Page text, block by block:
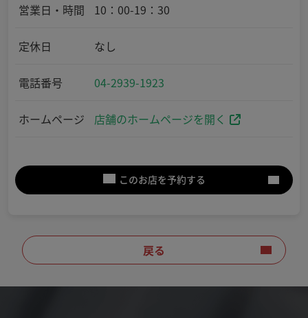
営業日・時間 10：00-19：30
定休日 なし
電話番号 04-2939-1923
ホームページ 店舗のホームページを開く
このお店を予約する
戻る